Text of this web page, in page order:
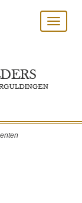
Toggle